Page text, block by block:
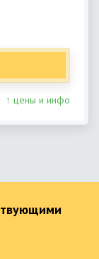
↑ цены и инфо